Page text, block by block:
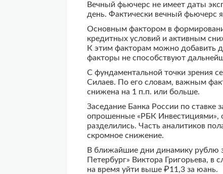
Вечный фьючерс не имеет даты
день. Фактически вечный фьючерс
Основным фактором в
кредитных условий и активным
К этим факторам можно добавить
факторы не способствуют
С фундаментальной точки зрения
Силаев. По его словам, важным
снижена на 1 п.п. или больше.
Заседание Банка России по ставке
опрошенные «РБК Инвестициями»,
разделились. Часть аналитиков
скромное снижение.
В ближайшие дни динамику рублю
Петербург» Виктора Григорьева,
на время уйти выше ₽11,3 за юань.